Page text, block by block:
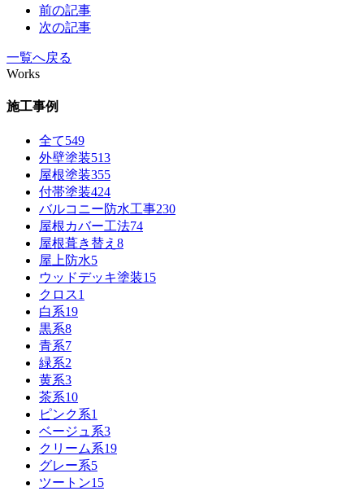
前の記事
次の記事
一覧へ戻る
Works
施工事例
全て549
外壁塗装513
屋根塗装355
付帯塗装424
バルコニー防水工事230
屋根カバー工法74
屋根葺き替え 8
屋上防水5
ウッドデッキ塗装15
クロス1
白系19
黒系8
青系7
緑系2
黄系3
茶系10
ピンク系1
ベージュ系3
クリーム系19
グレー系5
ツートン15